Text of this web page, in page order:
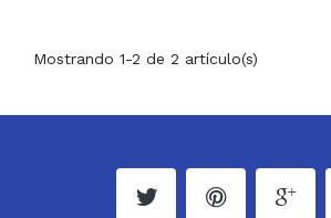
Mostrando 1-2 de 2 artículo(s)